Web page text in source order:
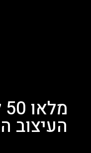
העיצוב